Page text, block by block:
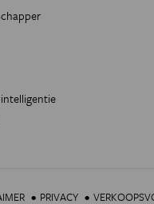
PRIVACY